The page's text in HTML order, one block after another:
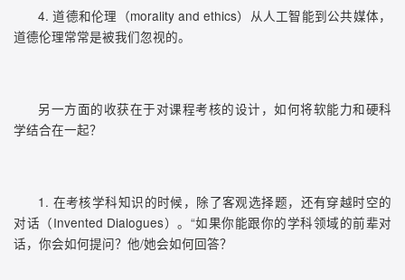
4. 道德和伦理（morality and ethics）从人工智能到公共媒体，
道德伦理常常是被我们忽视的。
另一方面的收获在于对课程考核的设计，如何将软能力和硬科
学结合在一起？
1. 在考核学科知识的时候，除了客观选择题，还有穿越时空的
对话（Invented Dialogues）。“如果你能跟你的学科领域的前辈对
话，你会如何提问？他/她会如何回答？